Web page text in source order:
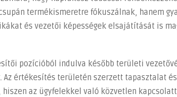
termékismeretre fókuszálnak, hanem
és vezetői képességek elsajátítását is
pozícióból indulva később területi
Az értékesítés területén szerzett tapasztalat
az ügyfelekkel való közvetlen